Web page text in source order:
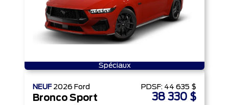
Spéciaux
NEUF 2026 Ford
Bronco Sport
PDSF: 44 635 $
38 330 $